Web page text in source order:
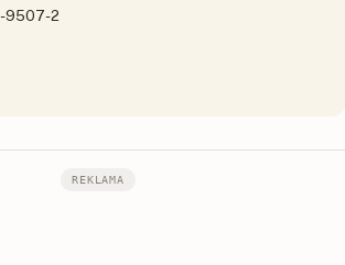
9507-2
REKLAMA